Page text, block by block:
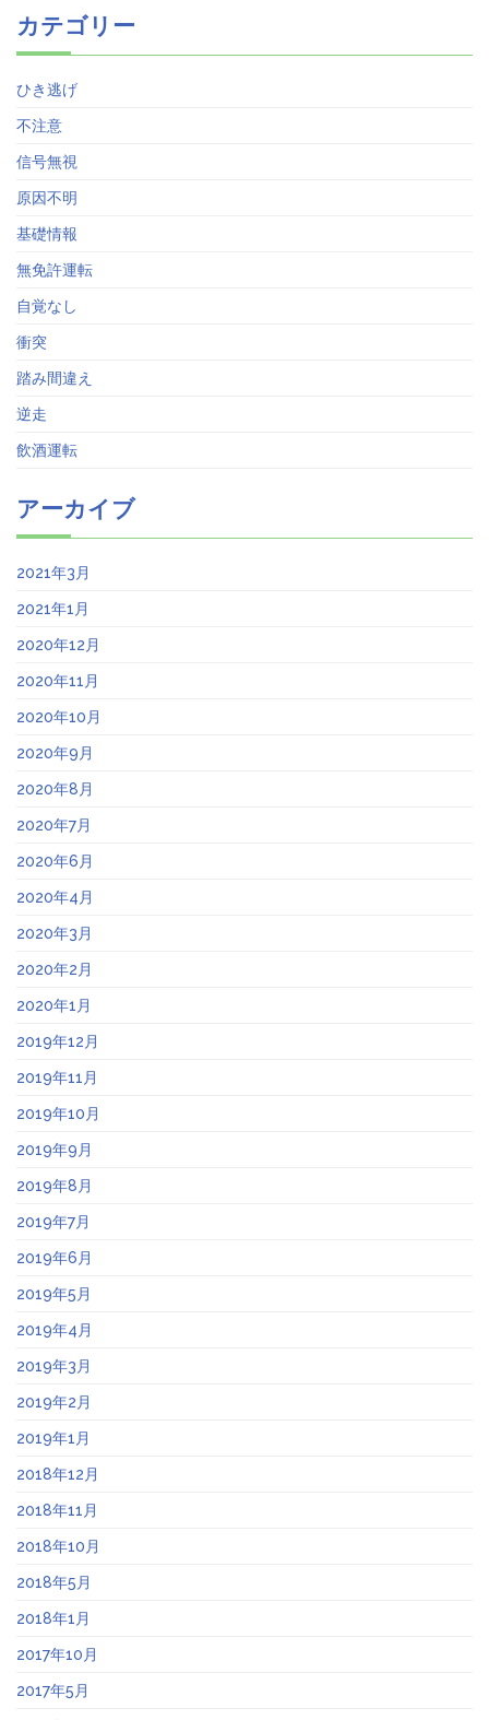
カテゴリー
ひき逃げ
不注意
信号無視
原因不明
基礎情報
無免許運転
自覚なし
衝突
踏み間違え
逆走
飲酒運転
アーカイブ
2021年3月
2021年1月
2020年12月
2020年11月
2020年10月
2020年9月
2020年8月
2020年7月
2020年6月
2020年4月
2020年3月
2020年2月
2020年1月
2019年12月
2019年11月
2019年10月
2019年9月
2019年8月
2019年7月
2019年6月
2019年5月
2019年4月
2019年3月
2019年2月
2019年1月
2018年12月
2018年11月
2018年10月
2018年5月
2018年1月
2017年10月
2017年5月